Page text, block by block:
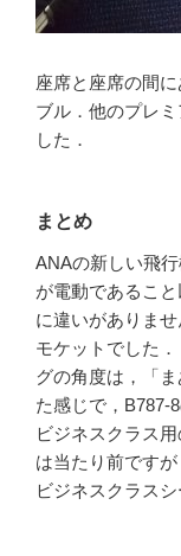
座席と座席の間
ブル．他のプレ
した．
まとめ
ANAの新しい飛
が電動であるこ
に違いがありま
モケットでした
グの角度は，「
た感じで，B787-
ビジネスクラス
は当たり前です
ビジネスクラス